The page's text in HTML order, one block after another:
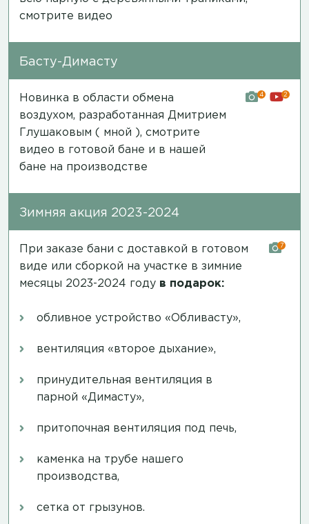
смотрите видео
Басту-Димасту
Новинка в области обмена
воздухом, разработанная Дмитрием
Глушаковым ( мной ), смотрите
видео в готовой бане и в нашей
бане на производстве
4 2
Зимняя акция 2023-2024
При заказе бани с доставкой в готовом
виде или сборкой на участке в зимние
месяцы 2023-2024 году в подарок:
обливное устройство «Обливасту»,
вентиляция «второе дыхание»,
принудительная вентиляция в
парной «Димасту»,
притопочная вентиляция под печь,
каменка на трубе нашего
производства,
сетка от грызунов.
7